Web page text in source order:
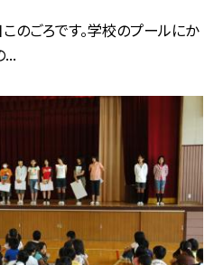
のごろです。学校のプールにか
...